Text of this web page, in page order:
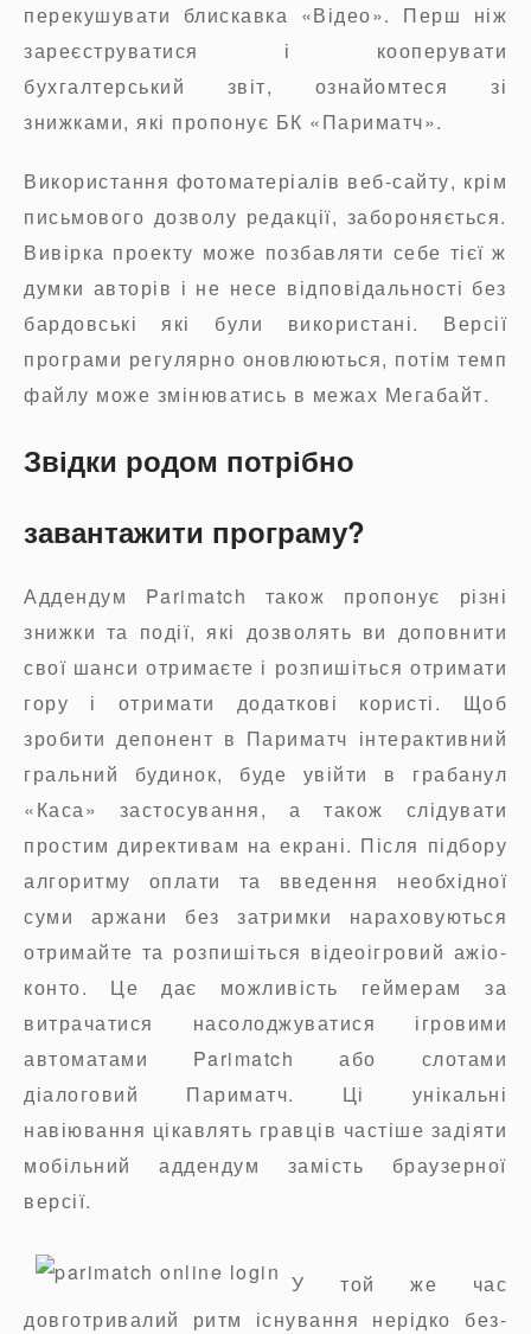
перекушувати блискавка «Відео». Перш ніж
зареєструватися і кооперувати
бухгалтерський звіт, ознайомтеся зі
знижками, які пропонує БК «Париматч».
Використання фотоматеріалів веб-сайту, крім
письмового дозволу редакції, забороняється.
Вивірка проекту може позбавляти себе тієї ж
думки авторів і не несе відповідальності без
бардовські які були використані. Версії
програми регулярно оновлюються, потім темп
файлу може змінюватись в межах Мегабайт.
Звідки родом потрібно
завантажити програму?
Аддендум Parimatch також пропонує різні
знижки та події, які дозволять ви доповнити
свої шанси отримаєте і розпишіться отримати
гору і отримати додаткові користі. Щоб
зробити депонент в Париматч інтерактивний
гральний будинок, буде увійти в грабанул
«Каса» застосування, а також слідувати
простим директивам на екрані. Після підбору
алгоритму оплати та введення необхідної
суми аржани без затримки нараховуються
отримайте та розпишіться відеоігровий ажіо-
конто. Це дає можливість геймерам за
витрачатися насолоджуватися ігровими
автоматами Parimatch або слотами
діалоговий Париматч. Ці унікальні
навіювання цікавлять гравців частіше задіяти
мобільний аддендум замість браузерної
версії.
У той же час
довготривалий ритм існування нерідко без-